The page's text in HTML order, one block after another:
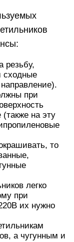
резьбу,
сходные
при
(также на эту
то
легко
при
их нужно
а чугунным и